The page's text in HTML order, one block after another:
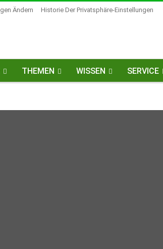
Ändern
Historie Der Privatsphäre-Einstellungen
THEMEN WISSEN SERVICE